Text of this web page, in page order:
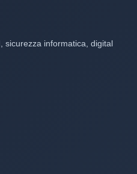
sicurezza informatica, digital